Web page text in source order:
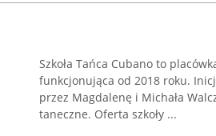
Szkoła Tańca Cubano to
funkcjonująca od 2018 roku.
przez Magdalenę i Michała
taneczne. Oferta szkoły ...